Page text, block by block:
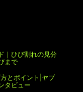
｜ひび割れの見分
まで
とポイント|ヤブ
タビュー